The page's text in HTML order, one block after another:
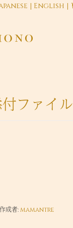
| English |
ファイル
作成者:mamantre